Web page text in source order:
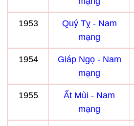
1953
Quý Tỵ - Nam
mạng
1954
Giáp Ngọ - Nam
mạng
1955
Ất Mùi - Nam
mạng